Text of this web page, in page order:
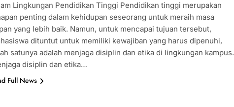
Lingkungan Pendidikan Tinggi Pendidikan tinggi merupakan
penting dalam kehidupan seseorang untuk meraih masa
yang lebih baik. Namun, untuk mencapai tujuan tersebut,
dituntut untuk memiliki kewajiban yang harus dipenuhi,
satunya adalah menjaga disiplin dan etika di lingkungan kampus.
disiplin dan etika…
Full News